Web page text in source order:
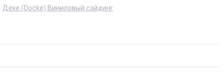
Дёке (Docke) Виниловый сайдинг